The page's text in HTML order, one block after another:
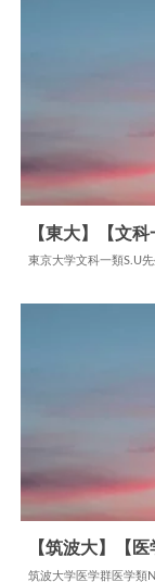
【東大】【文
東京大学文科一類S.U
【筑波大】【
筑波大学医学群医学類